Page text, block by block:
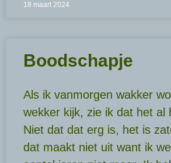
18 maart 2024
Boodschapje
Als ik vanmorgen wakker
wekker kijk, zie ik dat het al
Niet dat dat erg is, het is
dat maakt niet uit want ik